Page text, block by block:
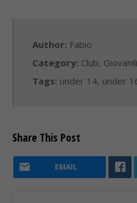
Author: Fabio
Category: Club, Giovanili
Tags: under 14, under
Share This Post
EMAIL